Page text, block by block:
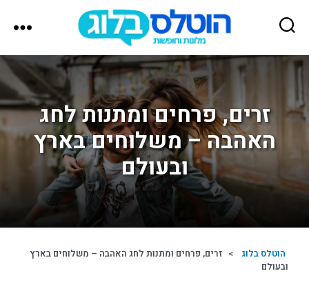
הוטלס
בלוג
זרים, פרחים ומתנות לחג
האהבה – משלוחים בארץ
ובעולם
הוטלס בלוג > זרים, פרחים ומתנות לחג האהבה – משלוחים בארץ
ובעולם